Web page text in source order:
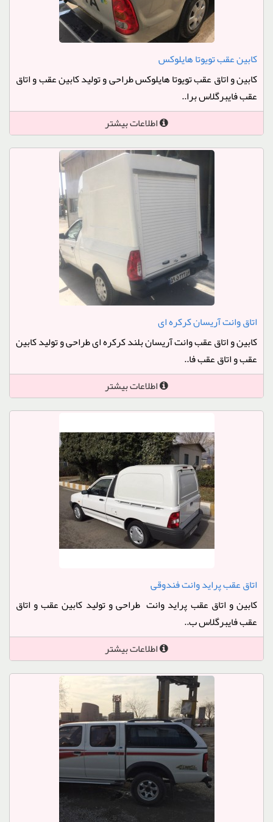
کابین عقب تویوتا هایلوکس
کابین و اتاق عقب تویوتا هایلوکس طراحی و تولید کابین عقب و اتاق
عقب فایبرگلاس برا..
اطلاعات بیشتر
اتاق وانت آریسان کرکره ای
کابین و اتاق عقب وانت آریسان بلند کرکره ای طراحی و تولید کابین
عقب و اتاق عقب فا..
اطلاعات بیشتر
اتاق عقب پراید وانت فندوقی
کابین و اتاق عقب پراید وانت طراحی و تولید کابین عقب و اتاق
عقب فایبرگلاس ب..
اطلاعات بیشتر